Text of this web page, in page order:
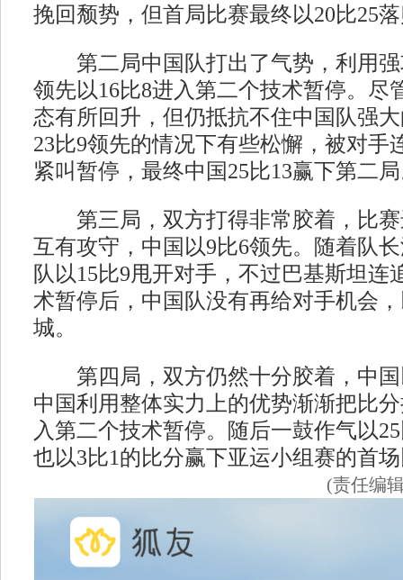
挽回颓势，但首局比赛最终以20比25
第二局中国队打出了气势，利用强
领先以16比8进入第二个技术暂停。尽
态有所回升，但仍抵抗不住中国队强
23比9领先的情况下有些松懈，被对手
紧叫暂停，最终中国25比13赢下第二
第三局，双方打得非常胶着，比赛
互有攻守，中国以9比6领先。随着队
队以15比9甩开对手，不过巴基斯坦连
术暂停后，中国队没有再给对手机会
城。
第四局，双方仍然十分胶着，中国
中国利用整体实力上的优势渐渐把比
入第二个技术暂停。随后一鼓作气以
也以3比1的比分赢下亚运小组赛的首
(责任编